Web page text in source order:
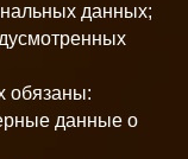
данных;
обязаны:
данные о